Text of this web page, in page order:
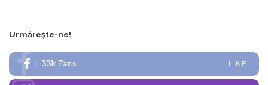
Urmărește-ne!
33k Fans LIKE